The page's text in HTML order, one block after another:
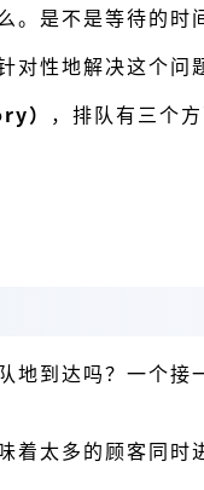
。是不是等待的
性地解决这个问
） ，排队有三个
地到达吗？一个
着太多的顾客同